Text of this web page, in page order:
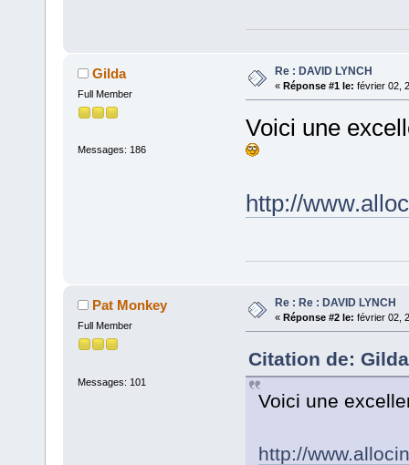
Gilda
Full Member
Messages: 186
Re : DAVID LYNCH
« Réponse #1 le: février 02,
Voici une
http://
Pat Monkey
Full Member
Messages: 101
Re : Re : DAVID LYNCH
« Réponse #2 le: février 02,
Citation de:
Voici une
http://